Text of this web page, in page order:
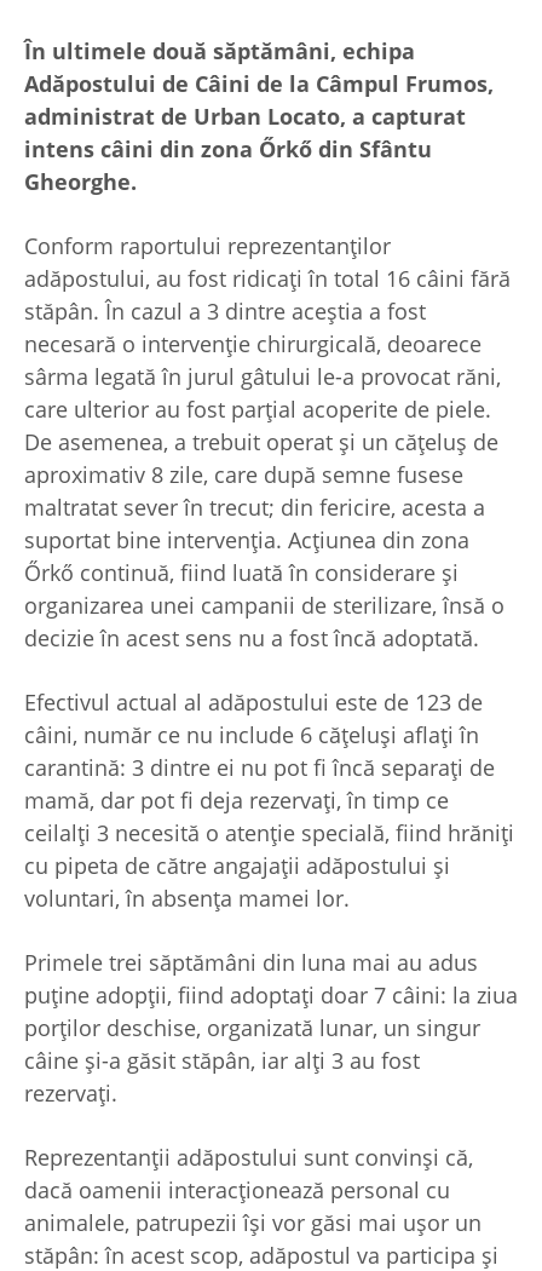
În ultimele două săptămâni, echipa
Adăpostului de Câini de la Câmpul Frumos,
administrat de Urban Locato, a capturat
intens câini din zona Őrkő din Sfântu
Gheorghe.
Conform raportului reprezentanților
adăpostului, au fost ridicați în total 16 câini fără
stăpân. În cazul a 3 dintre aceștia a fost
necesară o intervenție chirurgicală, deoarece
sârma legată în jurul gâtului le-a provocat răni,
care ulterior au fost parțial acoperite de piele.
De asemenea, a trebuit operat și un cățeluș de
aproximativ 8 zile, care după semne fusese
maltratat sever în trecut; din fericire, acesta a
suportat bine intervenția. Acțiunea din zona
Őrkő continuă, fiind luată în considerare și
organizarea unei campanii de sterilizare, însă o
decizie în acest sens nu a fost încă adoptată.
Efectivul actual al adăpostului este de 123 de
câini, număr ce nu include 6 cățeluși aflați în
carantină: 3 dintre ei nu pot fi încă separați de
mamă, dar pot fi deja rezervați, în timp ce
ceilalți 3 necesită o atenție specială, fiind hrăniți
cu pipeta de către angajații adăpostului și
voluntari, în absența mamei lor.
Primele trei săptămâni din luna mai au adus
puține adopții, fiind adoptați doar 7 câini: la ziua
porților deschise, organizată lunar, un singur
câine și-a găsit stăpân, iar alți 3 au fost
rezervați.
Reprezentanții adăpostului sunt convinși că,
dacă oamenii interacționează personal cu
animalele, patrupezii își vor găsi mai ușor un
stăpân: în acest scop, adăpostul va participa și